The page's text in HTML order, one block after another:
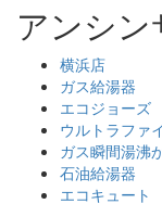
アンシ
横浜店
ガス給湯器
エコジョーズ
ウルトラファ
ガス瞬間湯沸
石油給湯器
エコキュート